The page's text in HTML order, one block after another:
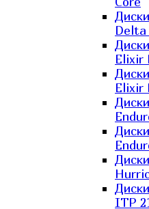
Elixir
Elixir
ITP